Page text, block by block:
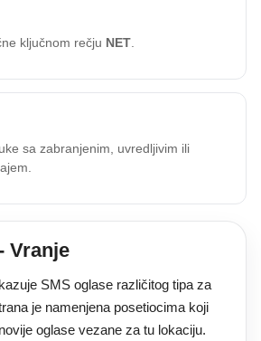
ključnom rečju NET
sa zabranjenim, uvredljivim ili
Vranje
SMS oglase različitog tipa za
je namenjena posetiocima koji
oglase vezane za tu lokaciju.